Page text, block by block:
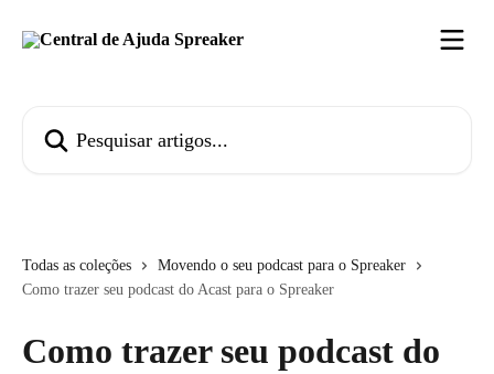
Todas as coleções
Movendo o seu podcast para o Spreaker
Como trazer seu podcast do Acast para o Spreaker
Como trazer seu podcast do